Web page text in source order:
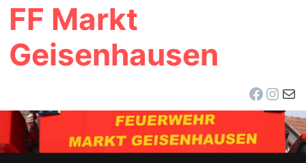
Zum
Inhalt
springen
FF Markt
Geisenhausen
E-